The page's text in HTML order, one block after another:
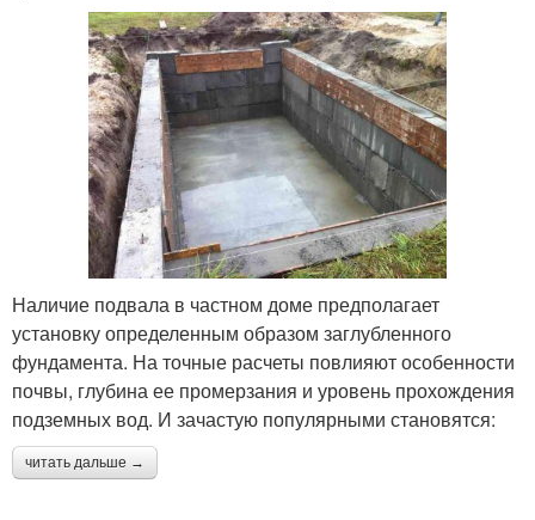
Наличие подвала в частном доме предполагает
установку определенным образом заглубленного
фундамента. На точные расчеты повлияют особенности
почвы, глубина ее промерзания и уровень прохождения
подземных вод. И зачастую популярными становятся:
читать дальше →